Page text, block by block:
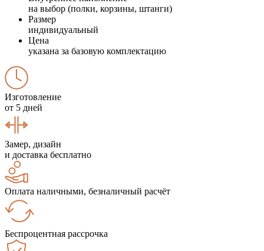
на выбор (полки, корзины, штанги)
Размер
индивидуальный
Цена
указана за базовую комплектацию
Изготовление
от 5 дней
Замер, дизайн
и доставка бесплатно
Оплата наличными, безналичный расчёт
Беспроцентная рассрочка